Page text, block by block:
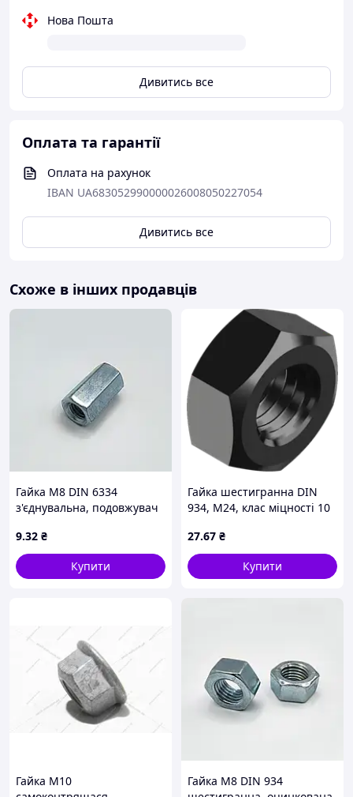
Нова Пошта
Дивитись все
Оплата та гарантії
Оплата на рахунок
IBAN UA683052990000026008050227054
Дивитись все
Схоже в інших продавців
Гайка М8 DIN 6334
з'єднувальна, подовжувач
9.32 ₴
Купити
Гайка шестигранна DIN
934, M24, клас міцності 10
27.67 ₴
Купити
Гайка М10
Гайка М8 DIN 934